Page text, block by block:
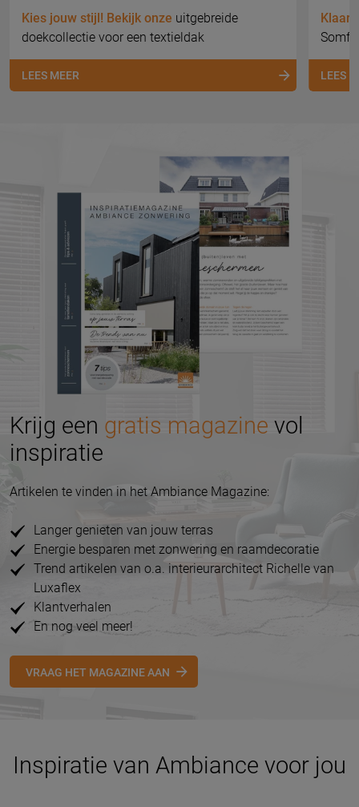
Kies jouw stijl! Bekijk onze uitgebreide
doekcollectie voor een textieldak
LEES MEER
Klaar
LEES
Krijg een gratis magazine vol
inspiratie
Artikelen te vinden in het Ambiance Magazine:
Langer genieten van jouw terras
Energie besparen met zonwering en raamdecoratie
Trend artikelen van o.a. interieurarchitect Richelle van
Luxaflex
Klantverhalen
En nog veel meer!
VRAAG HET MAGAZINE AAN
Inspiratie van Ambiance voor jou